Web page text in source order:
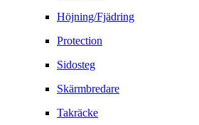
Höjning/Fjädring
Protection
Sidosteg
Skärmbredare
Takräcke